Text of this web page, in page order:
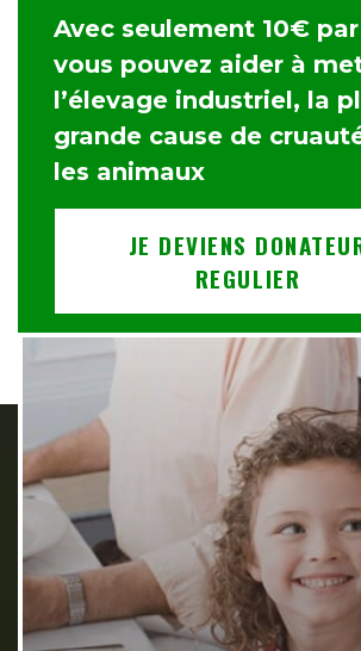
Avec seulement 10€
vous pouvez aider à
l’élevage industriel, la
grande cause de
les animaux
JE DEVIENS
REGULIER